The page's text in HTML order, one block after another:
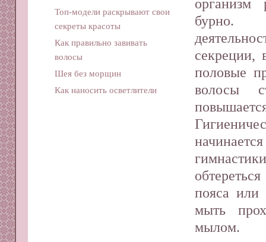
организм
бурно.
секреции,
половые
волосы
пояса или
мыть
мылом.
Топ-модели раскрывают свои
секреты красоты
Как правильно завивать
волосы
Шея без морщин
Как наносить осветлители